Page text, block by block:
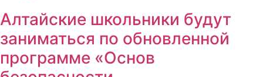
Алтайские школьники будут
заниматься по обновленной
программе «Основ